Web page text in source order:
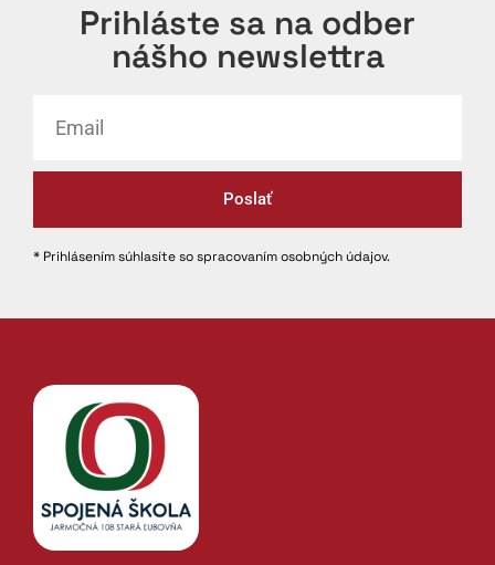
Prihláste sa na odber
nášho newslettra
Poslať
* Prihlásením súhlasíte so spracovaním osobných údajov.